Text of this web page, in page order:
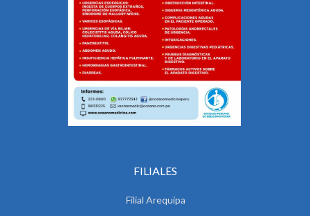
FILIALES
Filial Arequipa